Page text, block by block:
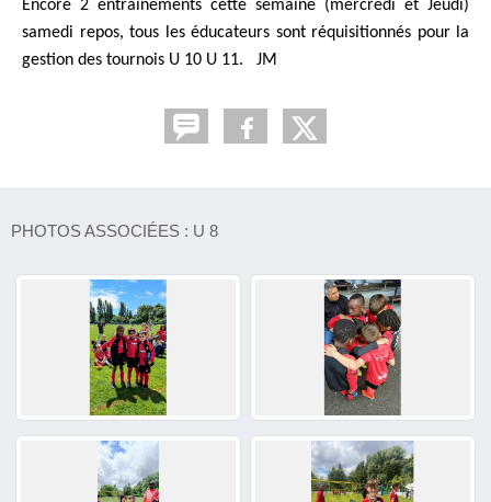
Encore 2 entrainements cette semaine (mercredi et Jeudi)
samedi repos, tous les éducateurs sont réquisitionnés pour la
gestion des tournois U 10 U 11. JM
PHOTOS ASSOCIÉES : U 8